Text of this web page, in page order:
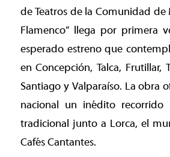
de Teatros de la Comunidad de
Flamenco” llega por primera
esperado estreno que
en Concepción, Talca, Frutillar,
Santiago y Valparaíso. La obra
nacional un inédito
tradicional junto a Lorca, el
Cafés Cantantes.